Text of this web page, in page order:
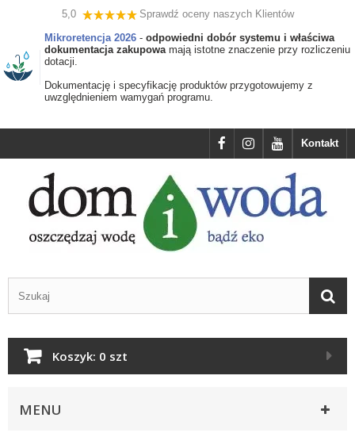
5,0
Sprawdź oceny naszych Klientów
Mikroretencja 2026 - odpowiedni dobór systemu i właściwa
dokumentacja zakupowamają istotne znaczenie przy rozliczeniu
dotacji.
Dokumentację i specyfikację produktów przygotowujemy z
uwzględnieniem wamygań programu.
Kontakt
Koszyk: 0 szt
MENU